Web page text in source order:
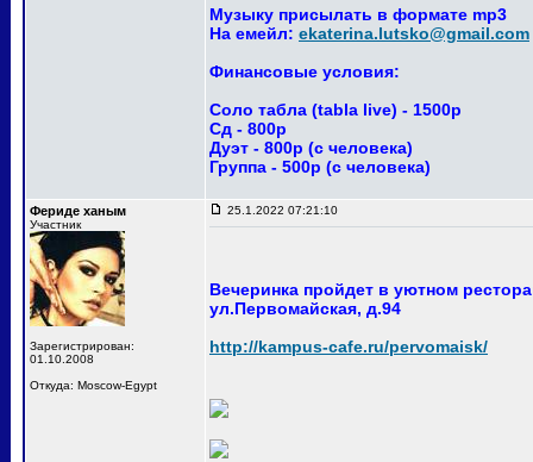
Музыку присылать в формате mp3
На емейл: ekaterina.lutsko@gmail.com
Финансовые условия:
Соло табла (tabla live) - 1500р
Сд - 800р
Дуэт - 800р (с человека)
Группа - 500р (с человека)
Фериде ханым
Участник
Зарегистрирован:
01.10.2008
Откуда: Moscow-Egypt
25.1.2022 07:21:10
Вечеринка пройдет в уютном
ул.Первомайская, д.94
http://kampus-cafe.ru/pervomaisk/